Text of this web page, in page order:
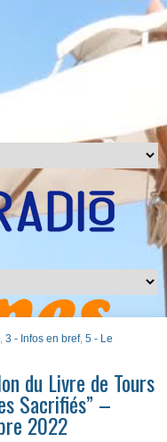
, 3 - Infos en bref, 5 - Le
du Livre de Tours
Sacrifiés” –
2022